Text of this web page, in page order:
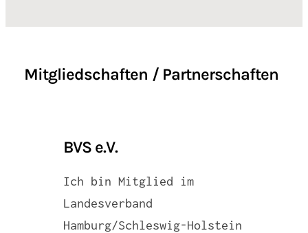
Mitgliedschaften / Partnerschaften
BVS e.V.
Ich bin Mitglied im
Landesverband
Hamburg/Schleswig-Holstein